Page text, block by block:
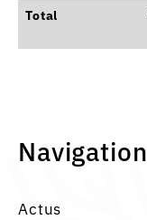
Total
Navigation
Actus